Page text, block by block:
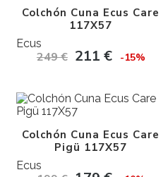
Colchón Cuna Ecus Care
117X57
Ecus
249€ 211 € -15%
Colchón Cuna Ecus Care
Pigü 117X57
Ecus